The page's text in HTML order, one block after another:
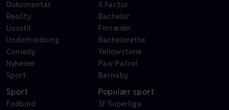
Dokumentar
Reality
Livsstil
Underholdning
Comedy
Nyheder
Sport
X Factor
Bachelor
Forræder
Bachelorette
Yellowstone
Paw Patrol
Barnaby
Sport
Fodbold
Populær sport
3F Superliga